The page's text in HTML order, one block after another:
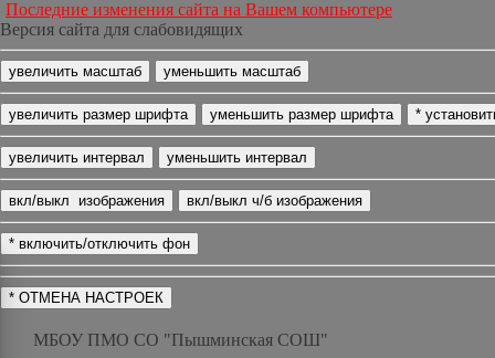
Последние изменения сайта на Вашем компьютере
Версия сайта для слабовидящих
МБОУ ПМО СО "Пышминская СОШ"